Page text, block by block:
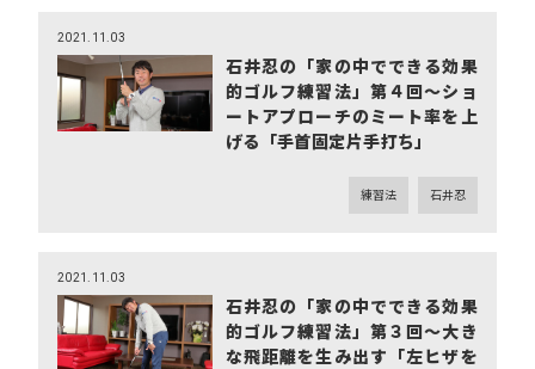
2021.11.03
石井忍の「家の中でできる効果
的ゴルフ練習法」第４回～ショ
ートアプローチのミート率を上
げる「手首固定片手打ち」
練習法 石井忍
2021.11.03
石井忍の「家の中でできる効果
的ゴルフ練習法」第３回～大き
な飛距離を生み出す「左ヒザを